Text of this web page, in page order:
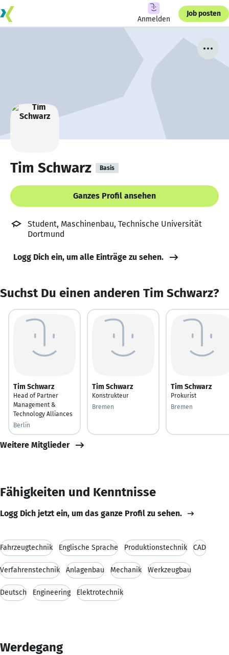
Anmelden
Job posten
Tim Schwarz Basis
Ganzes Profil ansehen
Student, Maschinenbau, Technische Universität
Dortmund
Logg Dich ein, um alle Einträge zu sehen.
Suchst Du einen anderen Tim Schwarz?
Tim Schwarz
Head of Partner
Management &
Technology Alliances
Berlin
Tim Schwarz
Konstrukteur
Bremen
Tim Schwarz
Prokurist
Bremen
Weitere Mitglieder
Fähigkeiten und Kenntnisse
Logg Dich jetzt ein, um das ganze Profil zu sehen.
Fahrzeugtechnik Englische Sprache Produktionstechnik CAD
Verfahrenstechnik Anlagenbau Mechanik Werkzeugbau
Deutsch Engineering Elektrotechnik
Werdegang